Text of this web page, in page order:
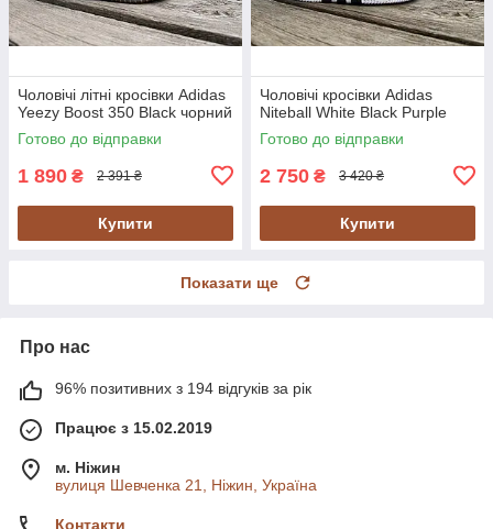
Чоловічі літні кросівки Adidas
Yeezy Boost 350 Black чорний
Готово до відправки
1 890 ₴ 2 391 ₴
Купити
Чоловічі кросівки Adidas
Niteball White Black Purple
Готово до відправки
2 750 ₴ 3 420 ₴
Купити
Показати ще
Про нас
96% позитивних з 194 відгуків за рік
Працює з 15.02.2019
м. Ніжин
вулиця Шевченка 21, Ніжин, Україна
Контакти